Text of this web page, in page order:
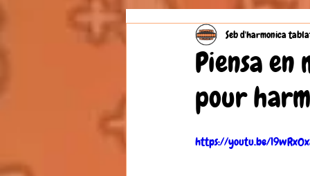
Piensa
pour
Seb d'harmonica
https://youtu.be/